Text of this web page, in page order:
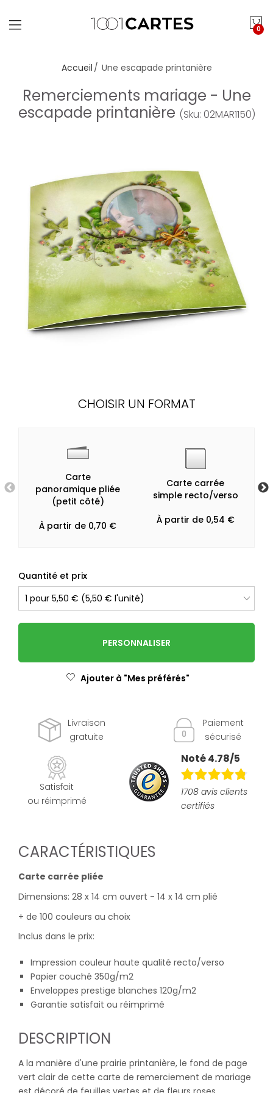
0
Accueil Une escapade printanière
Remerciements mariage - Une
escapade printanière (Sku: 02MAR1150)
CHOISIR UN FORMAT
Carte
panoramique pliée
(petit côté)
À partir de 0,70 €
Carte carrée
simple recto/verso
À partir de 0,54 €
Quantité et prix
PERSONNALISER
Ajouter à "Mes préférés"
Livraison
gratuite
Paiement
sécurisé
Satisfait
ou réimprimé
Noté 4.78/5
1708 avis clients
certifiés
CARACTÉRISTIQUES
Carte carrée pliée
Dimensions: 28 x 14 cm ouvert - 14 x 14 cm plié
+ de 100 couleurs au choix
Inclus dans le prix:
Impression couleur haute qualité recto/verso
Papier couché 350g/m2
Enveloppes prestige blanches 120g/m2
Garantie satisfait ou réimprimé
DESCRIPTION
A la manière d'une prairie printanière, le fond de page
vert clair de cette carte de remerciement de mariage